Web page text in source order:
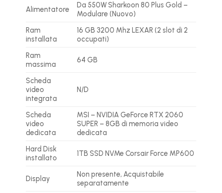
Alimentatore
Da 550W Sharkoon 80 Plus Gold –
Modulare (Nuovo)
Ram
installata
16 GB 3200 Mhz LEXAR (2 slot di 2
occupati)
Ram
massima
64 GB
Scheda
video
integrata
N/D
Scheda
video
dedicata
MSI – NVIDIA GeForce RTX 2060
SUPER – 8GB di memoria video
dedicata
Hard Disk
installato
1TB SSD NVMe Corsair Force MP600
Display
Non presente, Acquistabile
separatamente